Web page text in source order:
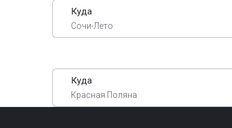
Куда
Сочи-Лето
Куда
Красная Поляна